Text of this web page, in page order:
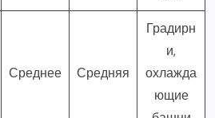
Среднее Средняя
Градирн
и,
охлажда
ющие